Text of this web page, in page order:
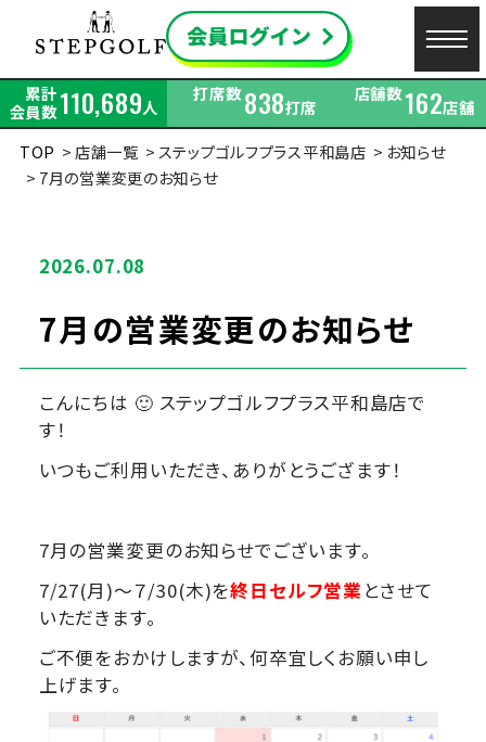
累計
会員数110,689人
打席数838打席
店舗数162店舗
TOP
店舗一覧 ステップゴルフプラス平和島店
お知らせ
7月の営業変更のお知らせ
2026.07.08
7月の営業変更のお知らせ
こんにちは 🙂 ステップゴルフプラス平和島店で
す！
いつもご利用いただき、ありがとうござます！
7月の営業変更のお知らせでございます。
7/27(月)～７/30(木)を終日セルフ営業 とさせて
いただきます。
ご不便をおかけしますが、何卒宜しくお願い申し
上げます。